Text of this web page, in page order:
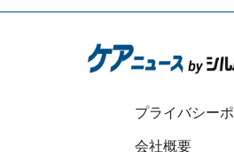
プライバシー
会社概要